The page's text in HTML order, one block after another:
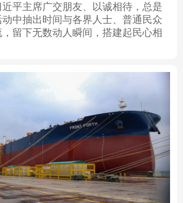
娱乐 时尚 悦读
天津 河北 山西
吉林 上海 江苏
平主席广交朋友、以诚相待，总是
动中抽出时间与各界人士、普通民众
留下无数动人瞬间，搭建起民心相